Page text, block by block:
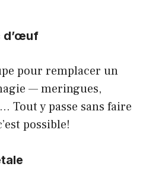
d’œuf
pour remplacer un
— meringues,
Tout y passe sans faire
possible!